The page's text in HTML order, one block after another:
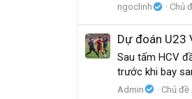
ngoclinh Chủ
Dự đoán U23
Sau tấm HCV
trước khi bay
Admin Chủ đề